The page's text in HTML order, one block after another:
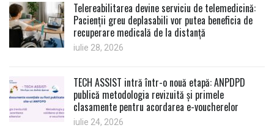
Telereabilitarea devine serviciu de telemedicină:
Pacienții greu deplasabili vor putea beneficia de
recuperare medicală de la distanță
iulie 28, 2026
TECH ASSIST intră într-o nouă etapă: ANPDPD
publică metodologia revizuită și primele
clasamente pentru acordarea e-voucherelor
iulie 24, 2026